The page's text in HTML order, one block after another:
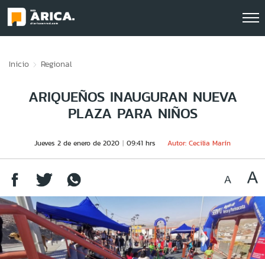
Inicio Regional
ARIQUEÑOS INAUGURAN NUEVA
PLAZA PARA NIÑOS
Jueves 2 de enero de 2020 09:41 hrs Autor: Cecilia Marín